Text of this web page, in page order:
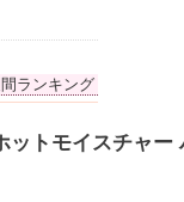
ランキング
トモイスチャー